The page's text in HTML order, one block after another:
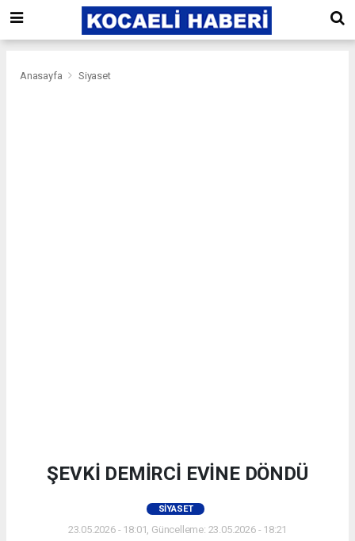
Anasayfa Siyaset
ŞEVKİ DEMİRCİ EVİNE DÖNDÜ
SIYASET
23.05.2026 - 18:01, Güncelleme: 23.05.2026 - 18:21